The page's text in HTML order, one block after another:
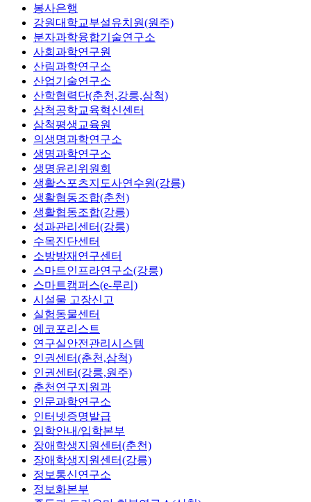
봉사은행
강원대학교부설유치원(원주)
분자과학융합기술연구소
사회과학연구원
산림과학연구소
산업기술연구소
산학협력단(춘천,강릉,삼척)
삼척공학교육혁신센터
삼척평생교육원
의생명과학연구소
생명과학연구소
생명윤리위원회
생활스포츠지도사연수원(강릉)
생활협동조합(춘천)
생활협동조합(강릉)
성과관리센터(강릉)
수목진단센터
소방방재연구센터
스마트인프라연구소(강릉)
스마트캠퍼스(e-루리)
시설물 고장신고
실험동물센터
에코포리스트
연구실안전관리시스템
인권센터(춘천,삼척)
인권센터(강릉,원주)
춘천연구지원과
인문과학연구소
인터넷증명발급
입학안내/입학본부
장애학생지원센터(춘천)
장애학생지원센터(강릉)
정보통신연구소
정보화본부